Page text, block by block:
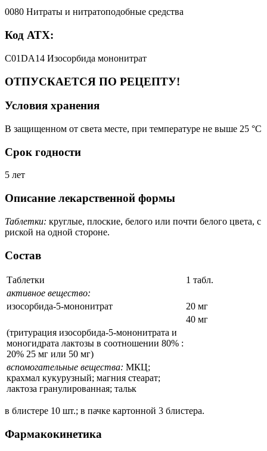
0080 Нитраты и нитратоподобные средства
Код АТХ:
C01DA14 Изосорбида мононитрат
ОТПУСКАЕТСЯ ПО РЕЦЕПТУ!
Условия хранения
В защищенном от света месте, при температуре не выше 25 °C
Срок годности
5 лет
Описание лекарственной формы
Таблетки: круглые, плоские, белого или почти белого цвета, с
риской на одной стороне.
Состав
Таблетки
1 табл.
активное вещество:
изосорбида-5-мононитрат
20 мг
40 мг
(тритурация изосорбида-5-мононитрата и
моногидрата лактозы в соотношении 80% :
20% 25 мг или 50 мг)
вспомогательные вещества: МКЦ;
крахмал кукурузный; магния стеарат;
лактоза гранулированная; тальк
в блистере 10 шт.; в пачке картонной 3 блистера.
Фармакокинетика